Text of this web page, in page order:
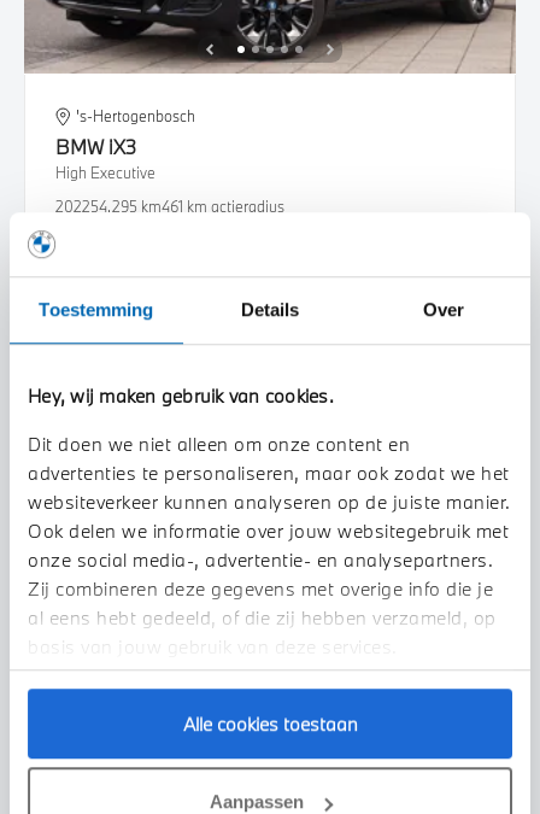
Toestemming Details Over
Hey, wij maken gebruik van cookies.
Dit doen we niet alleen om onze content en
advertenties te personaliseren, maar ook zodat we het
websiteverkeer kunnen analyseren op de juiste manier.
Ook delen we informatie over jouw websitegebruik met
onze social media-, advertentie- en analysepartners.
Zij combineren deze gegevens met overige info die je
al eens hebt gedeeld, of die zij hebben verzameld, op
basis van jouw gebruik van deze services.
Alle cookies toestaan
Aanpassen
's-Hertogenbosch
BMW iX3
High Executive
202254.295 km461 km actieradius
Bekijk details
BMWX1